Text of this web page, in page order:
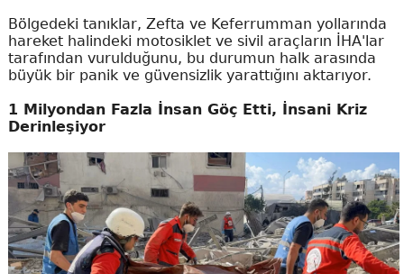
Bölgedeki tanıklar, Zefta ve Keferrumman yollarında
hareket halindeki motosiklet ve sivil araçların İHA'lar
tarafından vurulduğunu, bu durumun halk arasında
büyük bir panik ve güvensizlik yarattığını aktarıyor.
1 Milyondan Fazla İnsan Göç Etti, İnsani Kriz
Derinleşiyor